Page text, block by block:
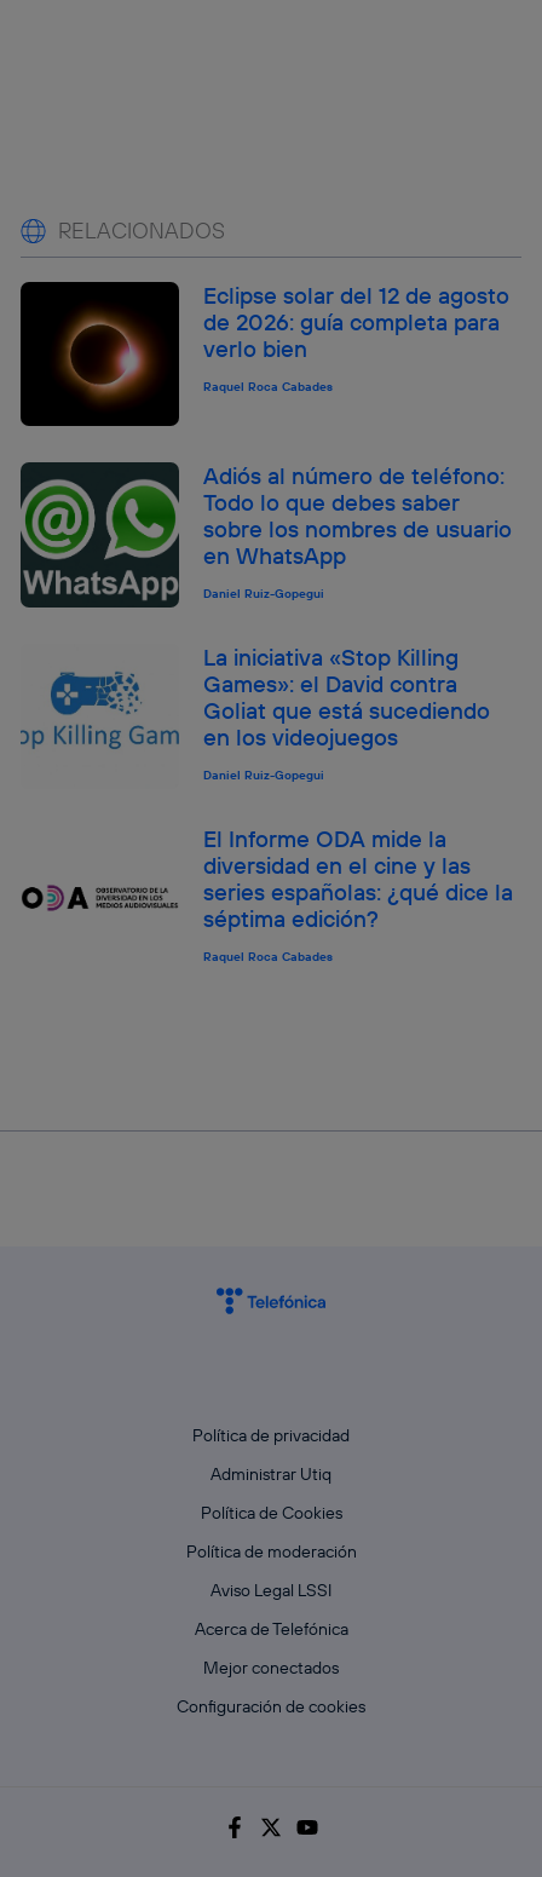
RELACIONADOS
Eclipse solar del 12 de agosto
de 2026: guía completa para
verlo bien
Raquel Roca Cabades
Adiós al número de teléfono:
Todo lo que debes saber
sobre los nombres de usuario
en WhatsApp
Daniel Ruiz-Gopegui
La iniciativa «Stop Killing
Games»: el David contra
Goliat que está sucediendo
en los videojuegos
Daniel Ruiz-Gopegui
El Informe ODA mide la
diversidad en el cine y las
series españolas: ¿qué dice la
séptima edición?
Raquel Roca Cabades
Política de privacidad
Administrar Utiq
Política de Cookies
Política de moderación
Aviso Legal LSSI
Acerca de Telefónica
Mejor conectados
Configuración de cookies